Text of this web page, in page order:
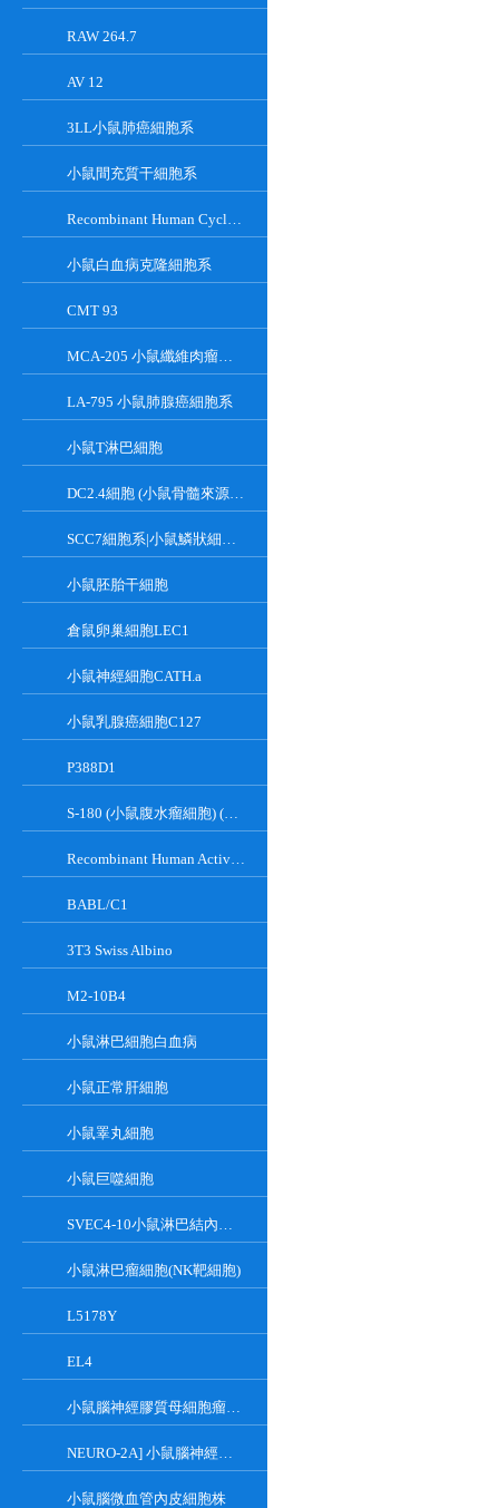
RAW 264.7
AV 12
3LL小鼠肺癌細胞系
小鼠間充質干細胞系
Recombinant Human Cyclin-Dependent Kinase Inhibitor 2A
小鼠白血病克隆細胞系
CMT 93
MCA-205 小鼠纖維肉瘤細胞系
LA-795 小鼠肺腺癌細胞系
小鼠T淋巴細胞
DC2.4細胞 (小鼠骨髓來源樹突狀細胞)
SCC7細胞系|小鼠鱗狀細胞癌細胞
小鼠胚胎干細胞
倉鼠卵巢細胞LEC1
小鼠神經細胞CATH.a
小鼠乳腺癌細胞C127
P388D1
S-180 (小鼠腹水瘤細胞) (種屬鑒定正確)
Recombinant Human Active Focal Adhesion Kinase
BABL/C1
3T3 Swiss Albino
M2-10B4
小鼠淋巴細胞白血病
小鼠正常肝細胞
小鼠睪丸細胞
小鼠巨噬細胞
SVEC4-10小鼠淋巴結內皮細胞
小鼠淋巴瘤細胞(NK靶細胞)
L5178Y
EL4
小鼠腦神經膠質母細胞瘤瘤株
NEURO-2A] 小鼠腦神經瘤細胞
小鼠腦微血管內皮細胞株